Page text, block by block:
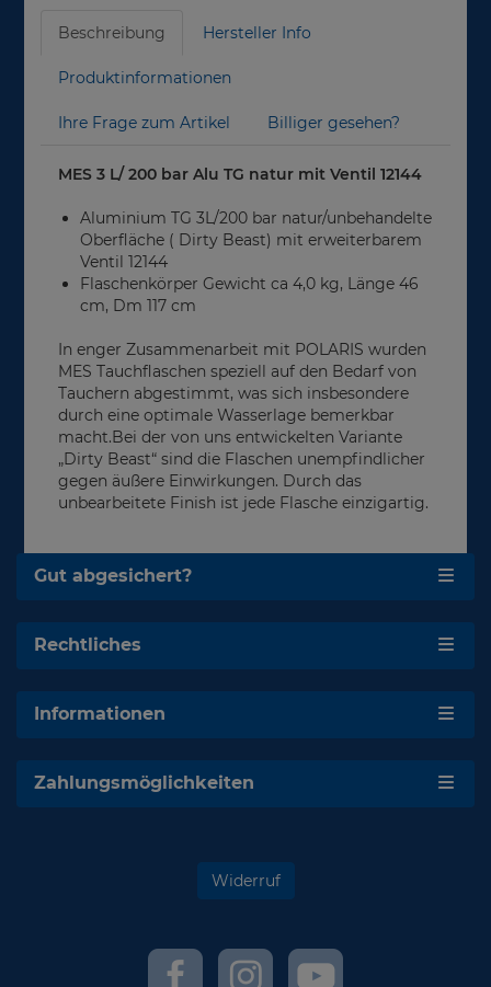
Beschreibung Hersteller Info
Produktinformationen
Ihre Frage zum Artikel Billiger gesehen?
MES 3 L/ 200 bar Alu TG natur mit Ventil 12144
Aluminium TG 3L/200 bar natur/unbehandelte
Oberfläche ( Dirty Beast) mit erweiterbarem
Ventil 12144
Flaschenkörper Gewicht ca 4,0 kg, Länge 46
cm, Dm 117 cm
In enger Zusammenarbeit mit POLARIS wurden
MES Tauchflaschen speziell auf den Bedarf von
Tauchern abgestimmt, was sich insbesondere
durch eine optimale Wasserlage bemerkbar
macht.Bei der von uns entwickelten Variante
„Dirty Beast“ sind die Flaschen unempfindlicher
gegen äußere Einwirkungen. Durch das
unbearbeitete Finish ist jede Flasche einzigartig.
Gut abgesichert?
Rechtliches
Informationen
Zahlungsmöglichkeiten
Widerruf